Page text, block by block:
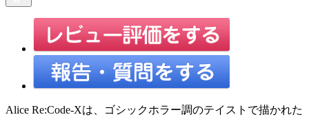
Alice Re:Code-Xは、ゴシックホラー調のテイストで描かれた